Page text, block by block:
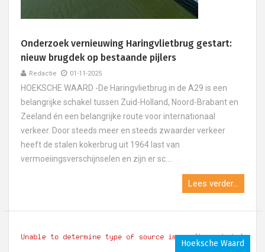
Onderzoek vernieuwing Haringvlietbrug gestart:
nieuw brugdek op bestaande pijlers
Redactie 01-11-2025
HOEKSCHE WAARD -De Haringvlietbrug in de A29 is een
belangrijke schakel tussen Zuid-Holland, Noord-Brabant en
Zeeland én een belangrijke route voor internationaal
verkeer. Door steeds meer en steeds zwaarder verkeer
heeft de stalen kokerbrug uit 1964 last van
vermoeiingsverschijnselen en zijn er sc....
Lees verder...
Hoeksche Waard